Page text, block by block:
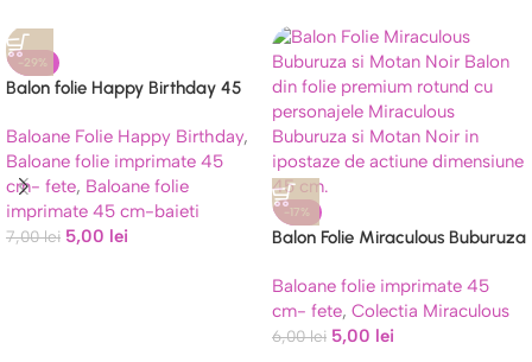
-29%
Balon folie Happy Birthday 45
Baloane Folie Happy Birthday,
Baloane folie imprimate 45
cm- fete, Baloane folie
imprimate 45 cm-baieti
7,00lei 5,00 lei
-17%
Balon Folie Miraculous Buburuza
Baloane folie imprimate 45
cm- fete, Colectia Miraculous
6,00lei 5,00 lei